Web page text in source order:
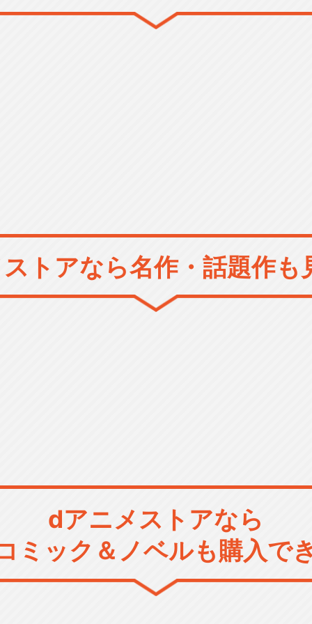
トアなら名作・話題作も
dアニメストアなら
ミック＆ノベルも購入で